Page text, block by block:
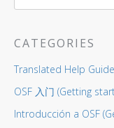
CATEGORIES
Translated Help
OSF 入门 (Getting
Introducción a OSF